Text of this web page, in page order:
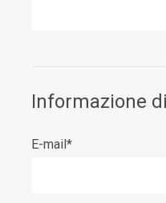
Informazione
E-mail*